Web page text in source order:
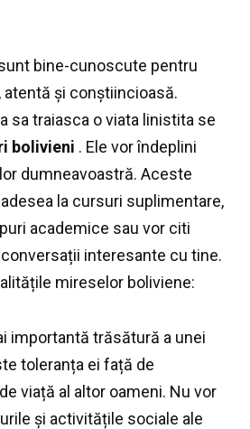
bine-cunoscute pentru
atentă și conștiincioasă.
sa traiasca o viata linistita se
bolivieni . Ele vor îndeplini
dumneavoastră. Aceste
la cursuri suplimentare,
academice sau vor citi
interesante cu tine.
mireselor boliviene:
importantă trăsătură a unei
toleranța ei față de
viață al altor oameni. Nu vor
și activitățile sociale ale